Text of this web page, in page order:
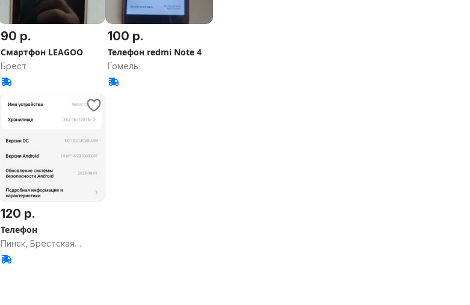
90 р.
Смартфон LEAGOO
Брест
100 р.
Телефон redmi Note 4
Гомель
120 р.
Телефон
Пинск, Брестская
область